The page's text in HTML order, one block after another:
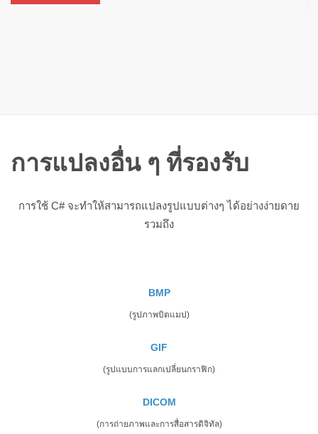
การแปลงอื่น ๆ ที่รองรับ
การใช้ C# จะทำให้สามารถแปลงรูปแบบต่างๆ ได้อย่างง่ายดาย
รวมถึง
BMP
(รูปภาพบิตแมป)
GIF
(รูปแบบการแลกเปลี่ยนกราฟิก)
DICOM
(การถ่ายภาพและการสื่อสารดิจิทัล)